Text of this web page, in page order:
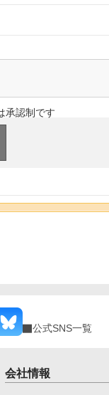
承認制です
公式SNS一覧
会社情報